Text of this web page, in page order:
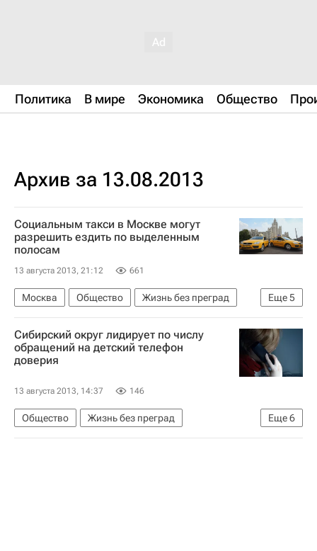
Политика В мире Экономика Общество
Архив за 13.08.2013
Социальным такси в Москве могут
разрешить ездить по выделенным
полосам
13 августа 2013, 21:12 661
Еще5
Москва Общество
Жизнь без преград
Европа
Центральный ФО
Весь мир
Сергей Собянин
Россия
Сибирский округ лидирует по числу
обращений на детский телефон
доверия
13 августа 2013, 14:37 146
Еще6
Общество
Жизнь без преград
Ивановская область
Сибирский ФО